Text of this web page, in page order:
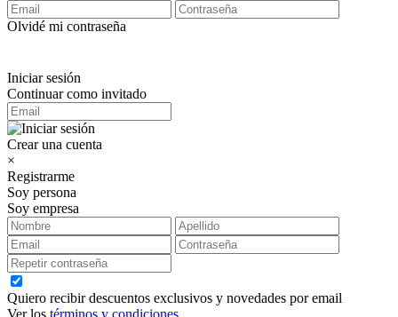
Olvidé mi contraseña
Iniciar sesión
Continuar como invitado
Crear una cuenta
×
Registrarme
Soy persona
Soy empresa
Quiero recibir descuentos exclusivos y novedades por email
Ver los términos y condiciones